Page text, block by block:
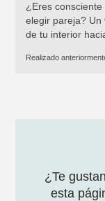
¿Eres
elegir pareja? Un
de tu interior
Realizado
¿Te
esta